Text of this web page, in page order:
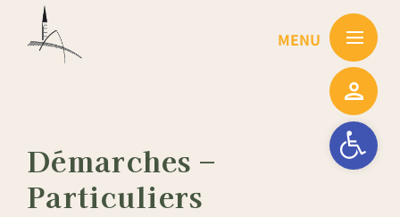
Ouvrir la
Démarches –
Particuliers